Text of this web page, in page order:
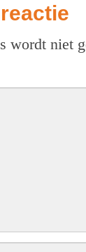
wordt niet